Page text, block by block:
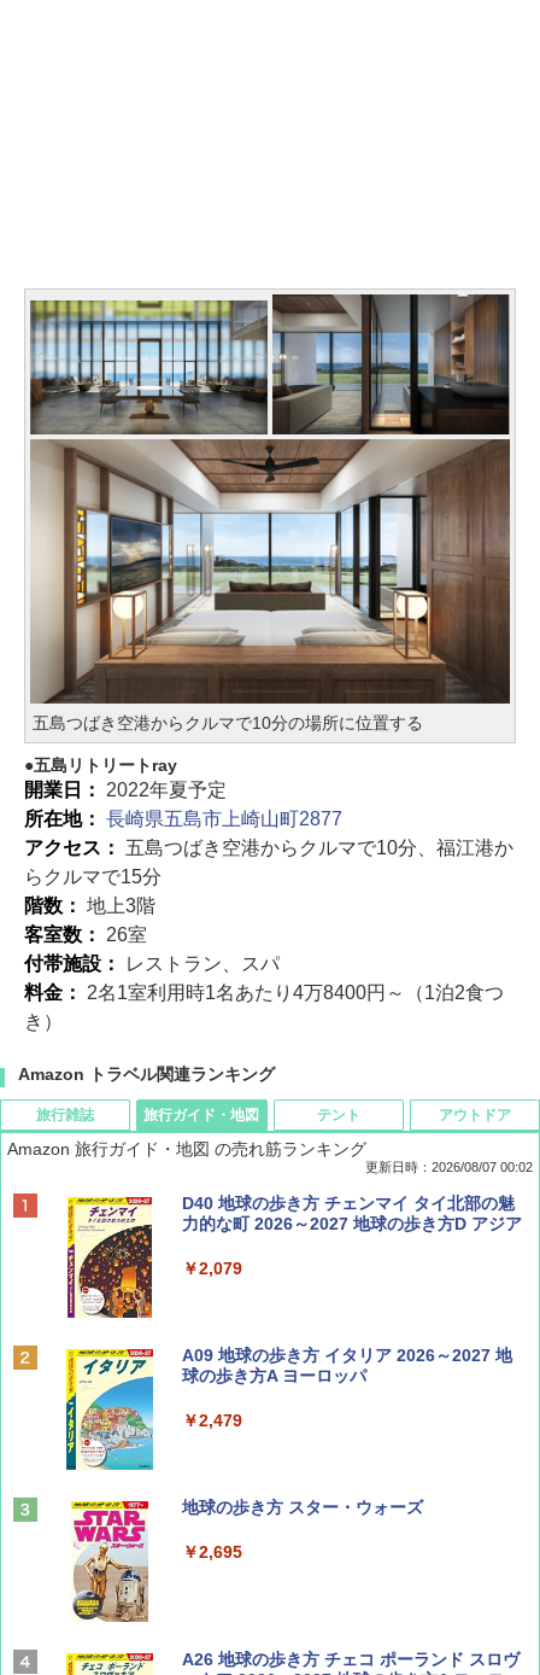
五島つばき空港からクルマで10分の場所に位置する
五島リトリートray
開業日： 2022年夏予定
所在地： 長崎県五島市上崎山町2877
アクセス： 五島つばき空港からクルマで10分、福江港か
らクルマで15分
階数： 地上3階
客室数： 26室
付帯施設：
レストラン、スパ
料金： 2名1室利用時1名あたり4万8400円～（1泊2食つ
き）
Amazon トラベル関連ランキング
旅行雑誌
ディズニーファン ２０２６年 ９月号 [雑
誌] (ＤＩＳＮＥＹ ＦＡＮ)
￥713
BE-PAL(ビ-パル) 2026年 9 月号【特別付録:
SOTO ミニマル"旅"財布 ランダム2種】
￥1,500
山と溪谷 2026年8月号「南アルプス大全」
￥1,540
Coyote No.89 特集 星野道夫 夢見る旅
旅行ガイド・地図
Amazon 旅行ガイド・地図 の売れ筋ランキング
更新日時：2026/08/07 00:02
D40 地球の歩き方 チェンマイ タイ北部の魅
力的な町 2026～2027 地球の歩き方D アジア
￥2,079
A09 地球の歩き方 イタリア 2026～2027 地
球の歩き方A ヨーロッパ
￥2,479
地球の歩き方 スター・ウォーズ
￥2,695
A26 地球の歩き方 チェコ ポーランド スロヴ
テント アウトドア